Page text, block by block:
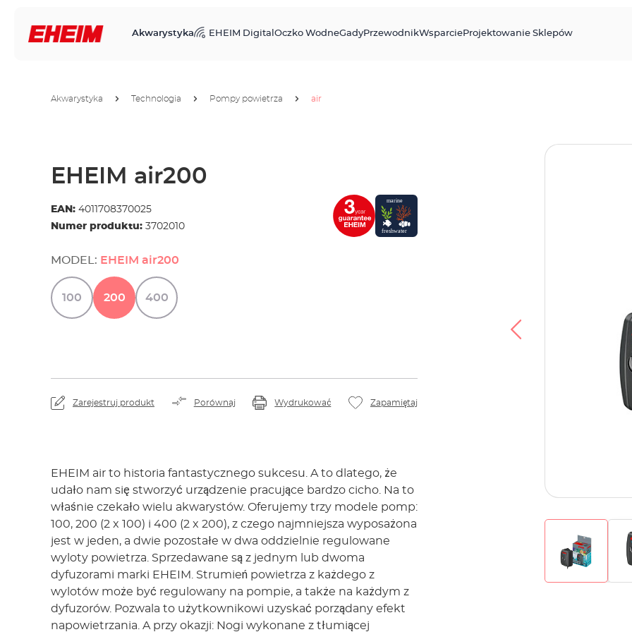
Akwarystyka EHEIM Digital Oczko WodneGadyPrzewodnikWsparcieProjektowanie Sklepów
Akwarystyka Technologia Pompy powietrza air
EHEIM air200
EAN: 4011708370025
Numer produktu: 3702010
MODEL: EHEIM air200
100 200 400
Zarejestruj produkt Porównaj Wydrukować Zapamiętaj
EHEIM air to historia fantastycznego sukcesu. A to dlatego, że
udało nam się stworzyć urządzenie pracujące bardzo cicho. Na to
właśnie czekało wielu akwarystów. Oferujemy trzy modele pomp:
100, 200 (2 x 100) i 400 (2 x 200), z czego najmniejsza wyposażona
jest w jeden, a dwie pozostałe w dwa oddzielnie regulowane
wyloty powietrza. Sprzedawane są z jednym lub dwoma
dyfuzorami marki EHEIM. Strumień powietrza z każdego z
wylotów może być regulowany na pompie, a także na każdym z
dyfuzorów. Pozwala to użytkownikowi uzyskać porządany efekt
napowietrzania. A przy okazji: Nogi wykonane z tłumiącej